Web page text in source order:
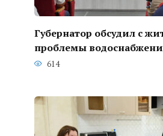
Губернатор обсудил с
проблемы
614